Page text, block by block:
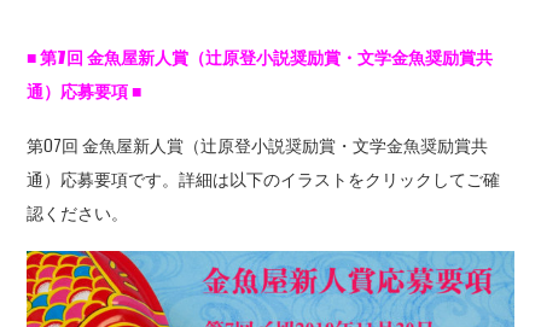
■第7回金魚屋新人賞（辻原登小説奨励賞・文学金魚奨励賞共
通）応募要項■
第07回 金魚屋新人賞（辻原登小説奨励賞・文学金魚奨励賞共
通）応募要項です。詳細は以下のイラストをクリックしてご確
認ください。